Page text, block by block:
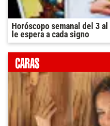
Horóscopo semanal del 3
le espera a cada signo